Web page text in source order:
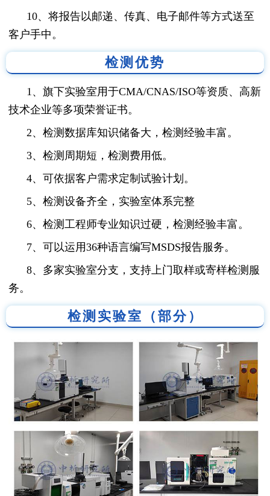
10、将报告以邮递、传真、电子邮件等方式送至
客户手中。
检测优势
1、旗下实验室用于CMA/CNAS/ISO等资质、高新
技术企业等多项荣誉证书。
2、检测数据库知识储备大，检测经验丰富。
3、检测周期短，检测费用低。
4、可依据客户需求定制试验计划。
5、检测设备齐全，实验室体系完整
6、检测工程师专业知识过硬，检测经验丰富。
7、可以运用36种语言编写MSDS报告服务。
8、多家实验室分支，支持上门取样或寄样检测服
务。
检测实验室（部分）